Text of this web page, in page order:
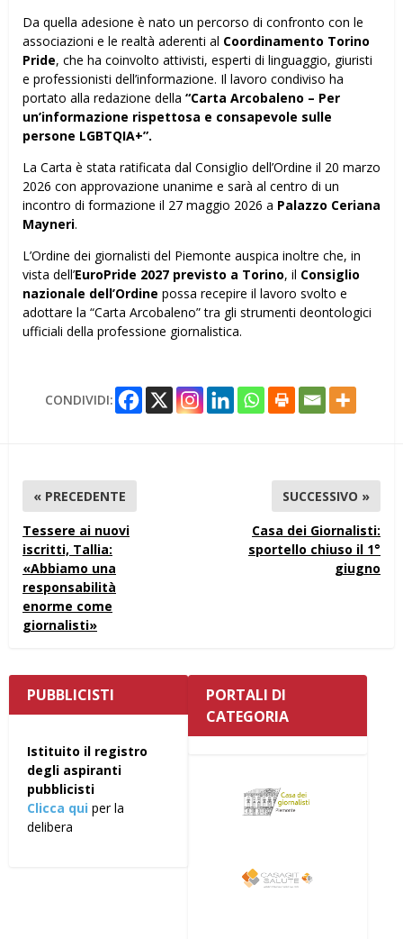
Da quella adesione è nato un percorso di confronto con le
associazioni e le realtà aderenti al Coordinamento Torino
Pride, che ha coinvolto attivisti, esperti di linguaggio, giuristi
e professionisti dell’informazione. Il lavoro condiviso ha
portato alla redazione della “Carta Arcobaleno – Per
un’informazione rispettosa e consapevole sulle
persone LGBTQIA+”.
La Carta è stata ratificata dal Consiglio dell’Ordine il 20 marzo
2026 con approvazione unanime e sarà al centro di un
incontro di formazione il 27 maggio 2026 a Palazzo Ceriana
Mayneri.
L’Ordine dei giornalisti del Piemonte auspica inoltre che, in
vista dell’EuroPride 2027 previsto a Torino, il Consiglio
nazionale dell’Ordine possa recepire il lavoro svolto e
adottare la “Carta Arcobaleno” tra gli strumenti deontologici
ufficiali della professione giornalistica.
CONDIVIDI:
« PRECEDENTE
Tessere ai nuovi
iscritti, Tallia:
«Abbiamo una
responsabilità
enorme come
giornalisti»
SUCCESSIVO »
Casa dei Giornalisti:
sportello chiuso il 1°
giugno
PUBBLICISTI
Istituito il registro
degli aspiranti
pubblicisti
Clicca qui per la
delibera
PORTALI DI
CATEGORIA